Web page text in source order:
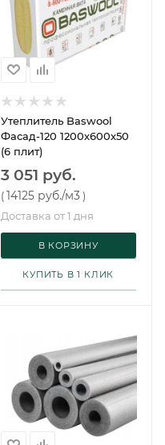
Утеплитель Baswool
Фасад-120 1200х600х50
(6 плит)
3 051 руб.
(14125 руб./м3 )
Доставка от 1 дня
В КОРЗИНУ
КУПИТЬ В 1 КЛИК